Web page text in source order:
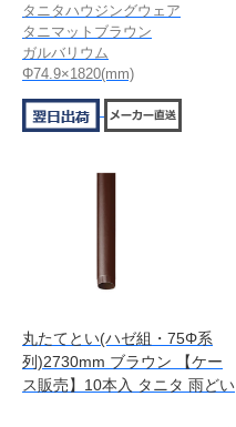
タニタハウジングウェア
タニマットブラウン
ガルバリウム
Φ74.9×1820(mm)
丸たてとい(ハゼ組・75Φ系
列)2730mm ブラウン 【ケー
ス販売】10本入 タニタ 雨どい